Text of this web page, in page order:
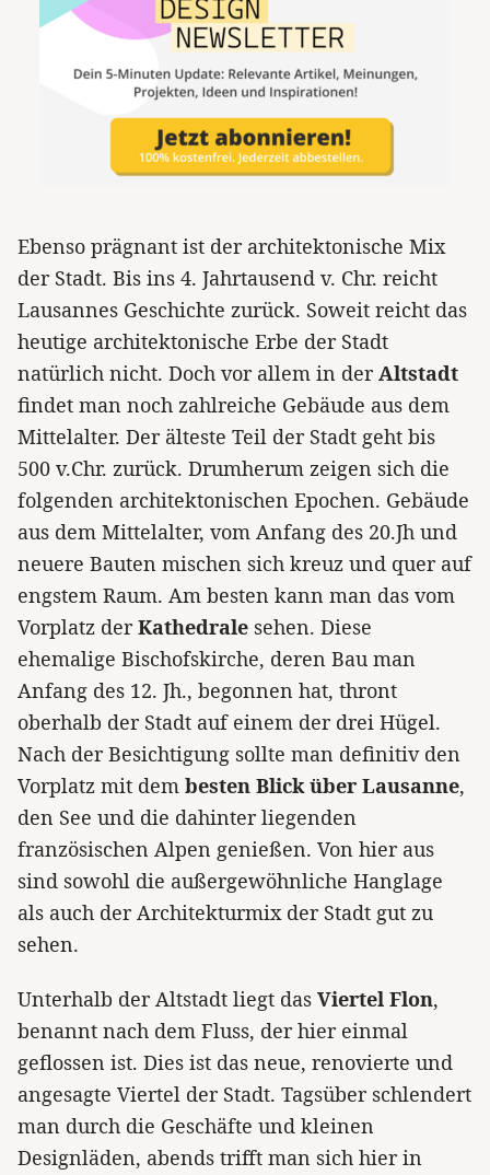
Ebenso prägnant ist der architektonische Mix
der Stadt. Bis ins 4. Jahrtausend v. Chr. reicht
Lausannes Geschichte zurück. Soweit reicht das
heutige architektonische Erbe der Stadt
natürlich nicht. Doch vor allem in derAltstadt
findet man noch zahlreiche Gebäude aus dem
Mittelalter. Der älteste Teil der Stadt geht bis
500 v.Chr. zurück. Drumherum zeigen sich die
folgenden architektonischen Epochen. Gebäude
aus dem Mittelalter, vom Anfang des 20.Jh und
neuere Bauten mischen sich kreuz und quer auf
engstem Raum. Am besten kann man das vom
Vorplatz derKathedrale sehen. Diese
ehemalige Bischofskirche, deren Bau man
Anfang des 12. Jh., begonnen hat, thront
oberhalb der Stadt auf einem der drei Hügel.
Nach der Besichtigung sollte man definitiv den
Vorplatz mit dem besten Blick über Lausanne,
den See und die dahinter liegenden
französischen Alpen genießen. Von hier aus
sind sowohl die außergewöhnliche Hanglage
als auch der Architekturmix der Stadt gut zu
sehen.
Unterhalb der Altstadt liegt das Viertel Flon,
benannt nach dem Fluss, der hier einmal
geflossen ist. Dies ist das neue, renovierte und
angesagte Viertel der Stadt. Tagsüber schlendert
man durch die Geschäfte und kleinen
Designläden, abends trifft man sich hier in